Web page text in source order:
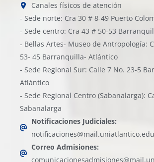
Canales físicos de atención
- Sede norte: Cra 30 # 8-49 Puerto
- Sede centro: Cra 43 # 50-53
- Bellas Artes- Museo de Antropología:
53- 45 Barranquilla- Atlántico
- Sede Regional Sur: Calle 7 No. 23-5
Atlántico
- Sede Regional Centro (Sabanalarga):
Sabanalarga
Notificaciones Judiciales:
Correo Admisiones: